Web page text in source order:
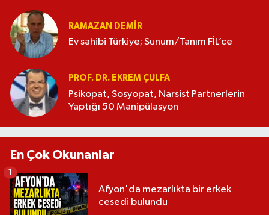
RAMAZAN DEMİR
Ev sahibi Türkiye; Sunum/Tanım FİL’ce
PROF. DR. EKREM ÇULFA
Psikopat, Sosyopat, Narsist Partnerlerin
Yaptığı 50 Manipülasyon
En Çok Okunanlar
Afyon'da mezarlıkta bir erkek
cesedi bulundu
1